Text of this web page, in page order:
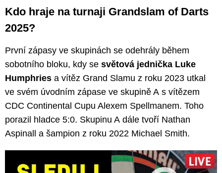
Kdo hraje na turnaji Grandslam of Darts
2025?
První zápasy ve skupinách se odehrály během
sobotního bloku, kdy se světová jednička Luke
Humphries a vítěz Grand Slamu z roku 2023 utkal
ve svém úvodním zápase ve skupině A s vítězem
CDC Continental Cupu Alexem Spellmanem. Toho
porazil hladce 5:0. Skupinu A dále tvoří Nathan
Aspinall a šampion z roku 2022 Michael Smith.